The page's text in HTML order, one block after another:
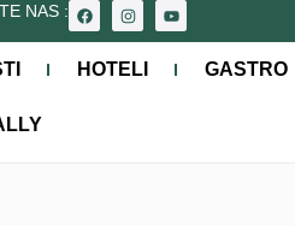
NAS :
HOTELI GASTRO